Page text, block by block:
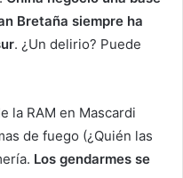
Bretaña siempre ha
. ¿Un delirio? Puede
la RAM en Mascardi
de fuego (¿Quién las
Los gendarmes se